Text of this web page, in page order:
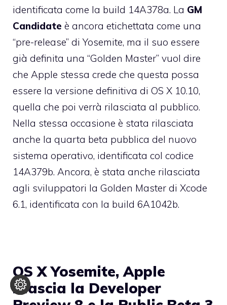
identificata come la build 14A378a. La GM
Candidate è ancora etichettata come una
“pre-release” di Yosemite, ma il suo essere
già definita una “Golden Master” vuol dire
che Apple stessa crede che questa possa
essere la versione definitiva di OS X 10.10,
quella che poi verrà rilasciata al pubblico.
Nella stessa occasione è stata rilasciata
anche la quarta beta pubblica del nuovo
sistema operativo, identificata col codice
14A379b. Ancora, è stata anche rilasciata
agli sviluppatori la Golden Master di Xcode
6.1, identificata con la build 6A1042b.
OS X Yosemite, Apple
rilascia la Developer